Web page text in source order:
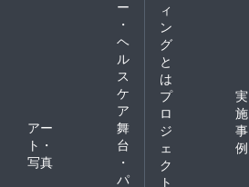
ー
・
ヘ
ル
ス
ケ
ア
アー
ト・
写真
舞
台
・
パ
ィ
ン
グ
と
は
プ
ロ
ジ
ェ
ク
ト
実
施
事
例